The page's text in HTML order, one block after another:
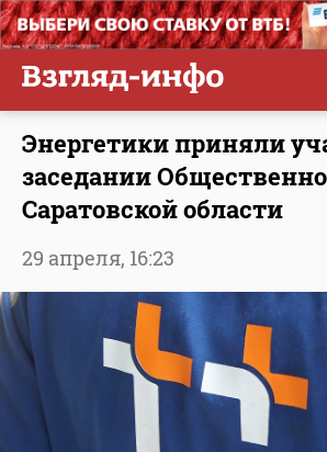
Энергетики приняли
заседании
Саратовской области
29 апреля, 16:23